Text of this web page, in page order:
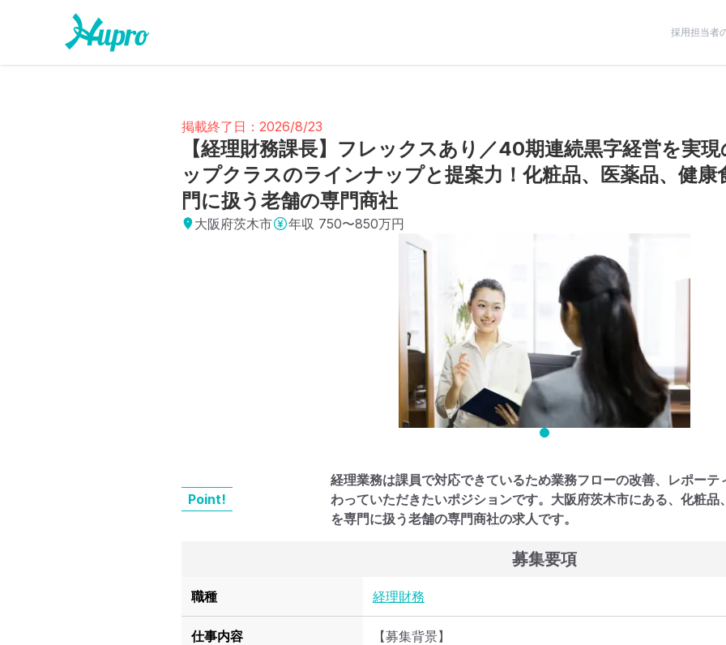
採用担当者
掲載終了日：2026/8/23
【経理財務課長】フレックスあり／40期連続黒字経営を実
ップクラスのラインナップと提案力！化粧品、医薬品、健
門に扱う老舗の専門商社
大阪府茨木市 年収 750〜850万円
Point!
経理業務は課員で対応できているため業務フローの改善、レポー
わっていただきたいポジションです。大阪府茨木市にある、化粧
を専門に扱う老舗の専門商社の求人です。
募集要項
職種 経理財務
仕事内容
【募集背景】